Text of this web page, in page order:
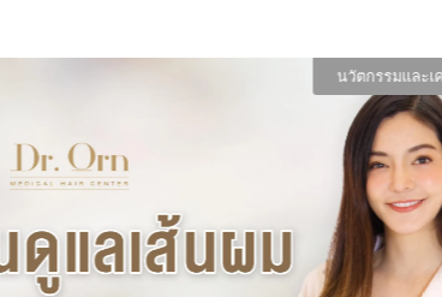
นวัตกรรมและเค